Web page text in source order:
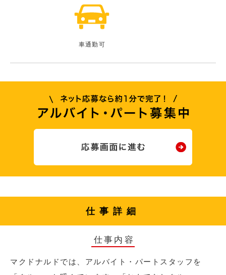
車通勤可
仕事詳細
仕事内容
マクドナルドでは、アルバイト・パートスタッフを